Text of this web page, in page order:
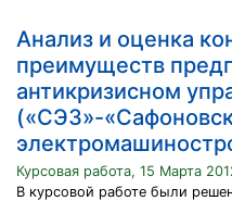
Анализ и оценка
преимуществ
антикризисном
(«СЭЗ»-
Курсовая работа, 15 Марта
В курсовой работе были